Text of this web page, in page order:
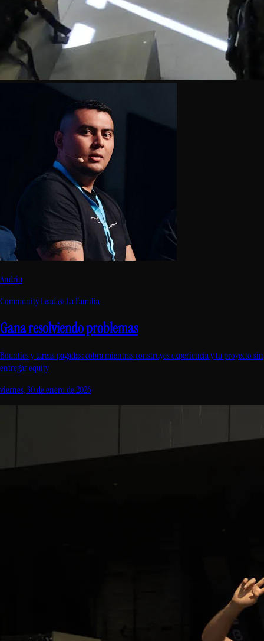
Andriu
Community Lead @ La Familia
Gana resolviendo problemas
Bounties y tareas pagadas: cobra mientras construyes experiencia y tu proyecto sin
entregar equity
viernes, 30 de enero de 2026